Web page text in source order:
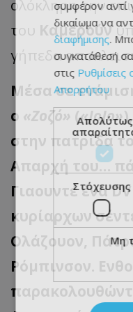
ολόκληρη την
του Καμερούν
γήπεδα
Μέσα σε
ο «Ζοζό» («JoJo»
στην πατρίδα
Απαρχή του…
Γιαουντέ ένα
κυρίαρχων
Ολάζουον,
Ρόμπινσον.
συμφέρον αντί
δικαίωμα να
διαφήμισης.
συγκατάθεσή
στις Ρυθμίσεις
Απορρήτου
Απολύτως
Στόχευσης
Μη